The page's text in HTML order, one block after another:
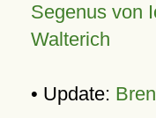
Segenus von
Walterich
• Update: